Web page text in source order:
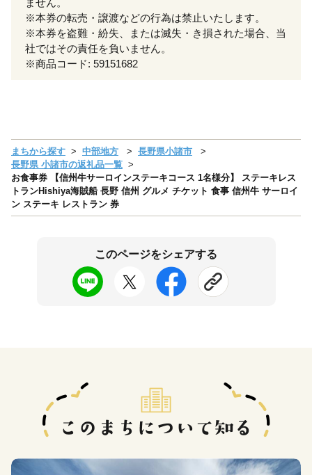
※本券の転売・譲渡などの行為は禁止いたします。
※本券を盗難・紛失、または滅失・き損された場合、当
社ではその責任を負いません。
※商品コード: 59151682
まちから探す 中部地方
長野県小諸市
長野県 小諸市の返礼品一覧
お食事券 【信州牛サーロインステーキコース 1名様分】 ステーキレス
トランHishiya海賊船 長野 信州 グルメ チケット 食事 信州牛 サーロイ
ン ステーキ レストラン 券
このページをシェアする